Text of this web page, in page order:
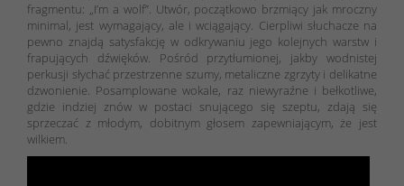
fragmentu: „I’m a wolf”. Utwór, początkowo brzmiący jak mroczny
minimal, jest wymagający, ale i wciągający. Cierpliwi słuchacze na
pewno znajdą satysfakcję w odkrywaniu jego kolejnych warstw i
frapujących dźwięków. Pośród przytłumionej, jakby wodnistej
perkusji słychać przestrzenne szumy, metaliczne zgrzyty i delikatne
dzwonienie. Posamplowane wokale, raz niewyraźne i bełkotliwe,
gdzie indziej znów w postaci snującego się szeptu, zdają się
sprzeczać z młodym, dobitnym głosem zapewniającym, że jest
wilkiem.